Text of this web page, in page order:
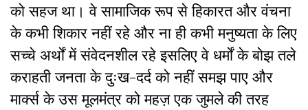
को सहज था। वे सामाजिक रूप से हिकारत और वंचना
के कभी शिकार नहीं रहे और ना ही कभी मनुष्यता के लिए
सच्चे अर्थों में संवेदनशील रहे इसलिए वे धर्मों के बोझ तले
कराहती जनता के दुःख-दर्द को नहीं समझ पाए और
मार्क्स के उस मूलमंत्र को महज़ एक जुमले की तरह